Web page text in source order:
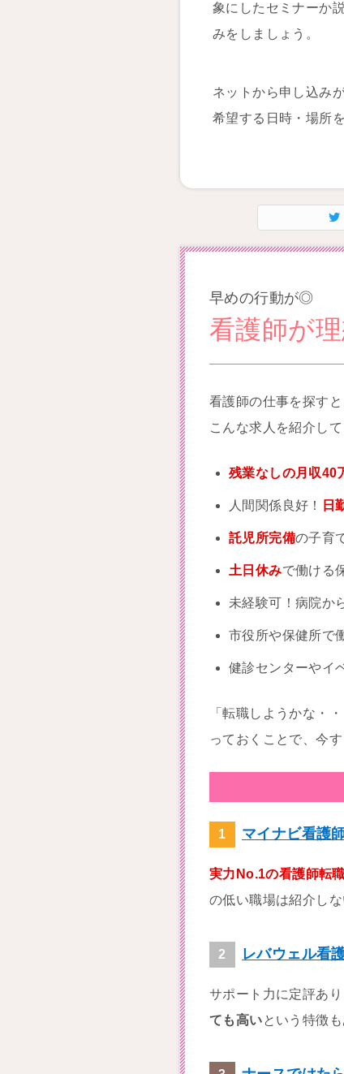
象にしたセミナーか
みをしましょう。
ネットから申し込み
希望する日時・場所
早めの行動が◎
看護師が
看護師の仕事を探す
こんな求人を紹介して
残業なしの月収40
人間関係良好！ 日
託児所完備の子育
土日休みで働ける
未経験可！病院か
市役所や保健所で
健診センターやイ
「転職しようかな・
っておくことで、今
マイナビ看護
実力No.1の看護師転
の低い職場は紹介し
レバウェル看
サポート力に定評あ
ても高いという特徴も